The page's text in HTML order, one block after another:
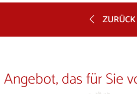
ZURÜCK
das für Sie